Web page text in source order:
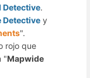
Detective.
Detective y
".
rojo que
"Mapwide